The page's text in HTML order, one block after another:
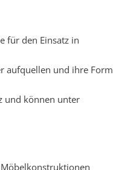
für den Einsatz in
aufquellen und ihre Form
und können unter